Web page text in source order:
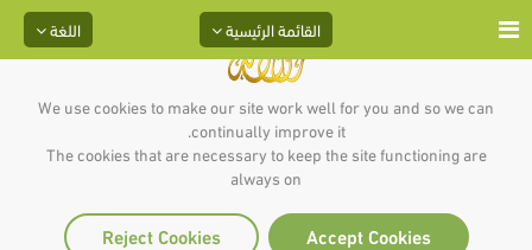
We use cookies to make our site work well for you and so we can
continually improve it.
The cookies that are necessary to keep the site functioning are
always on
Accept Cookies
Reject Cookies
اللغة القائمة الرئيسية
الهجرة